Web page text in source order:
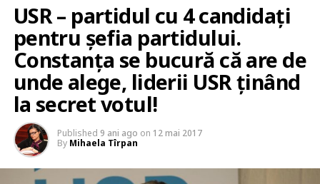
USR – partidul cu 4 candidați
pentru șefia partidului.
Constanța se bucură că are de
unde alege, liderii USR ținând
la secret votul!
Published 9 ani ago on 12 mai 2017
By Mihaela Tîrpan